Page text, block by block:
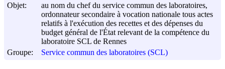
Objet:
au nom du chef du service commun des laboratoires,
ordonnateur secondaire à vocation nationale tous actes
relatifs à l'exécution des recettes et des dépenses du
budget général de l'État relevant de la compétence du
laboratoire SCL de Rennes
Groupe:
Service commun des laboratoires (SCL)